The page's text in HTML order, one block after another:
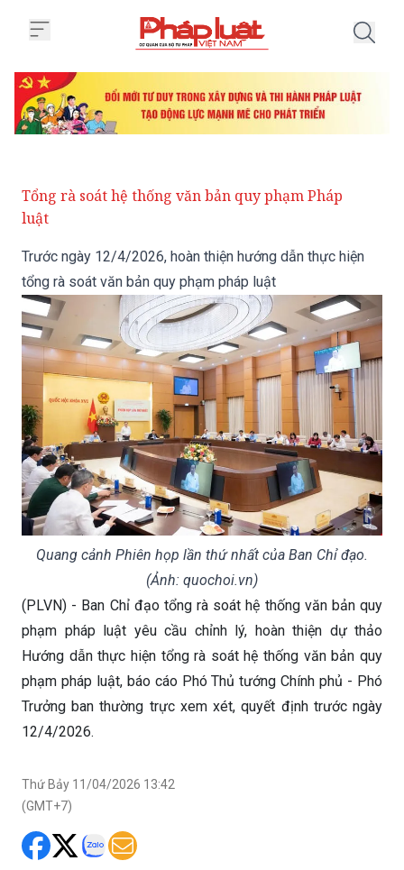
Tổng rà soát hệ thống văn bản quy phạm Pháp
luật
Trước ngày 12/4/2026, hoàn thiện hướng dẫn thực hiện
tổng rà soát văn bản quy phạm pháp luật
Quang cảnh Phiên họp lần thứ nhất của Ban Chỉ đạo.
(Ảnh: quochoi.vn)
(PLVN) - Ban Chỉ đạo tổng rà soát hệ thống văn bản quy
phạm pháp luật yêu cầu chỉnh lý, hoàn thiện dự thảo
Hướng dẫn thực hiện tổng rà soát hệ thống văn bản quy
phạm pháp luật, báo cáo Phó Thủ tướng Chính phủ - Phó
Trưởng ban thường trực xem xét, quyết định trước ngày
12/4/2026.
Thứ Bảy 11/04/2026 13:42
(GMT+7)